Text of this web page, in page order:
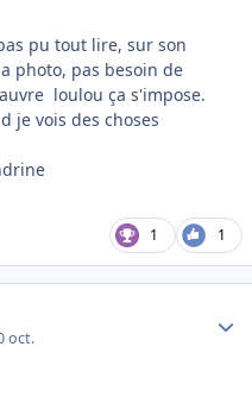
pu tout lire, sur son
photo, pas besoin de
loulou ça s'impose.
je vois des choses
1 1
oct.